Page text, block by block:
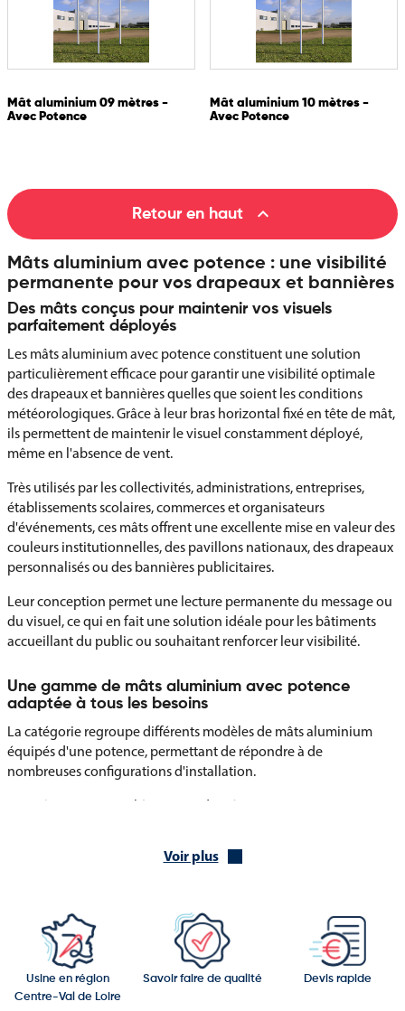
Mât aluminium 09 mètres -
Avec Potence
Mât aluminium 10 mètres -
Avec Potence
Retour en haut 
Mâts aluminium avec potence : une visibilité
permanente pour vos drapeaux et bannières
Des mâts conçus pour maintenir vos visuels
parfaitement déployés
Les mâts aluminium avec potence constituent une solution
particulièrement efficace pour garantir une visibilité optimale
des drapeaux et bannières quelles que soient les conditions
météorologiques. Grâce à leur bras horizontal fixé en tête de mât,
ils permettent de maintenir le visuel constamment déployé,
même en l'absence de vent.
Très utilisés par les collectivités, administrations, entreprises,
établissements scolaires, commerces et organisateurs
d'événements, ces mâts offrent une excellente mise en valeur des
couleurs institutionnelles, des pavillons nationaux, des drapeaux
personnalisés ou des bannières publicitaires.
Leur conception permet une lecture permanente du message ou
du visuel, ce qui en fait une solution idéale pour les bâtiments
accueillant du public ou souhaitant renforcer leur visibilité.
Une gamme de mâts aluminium avec potence
adaptée à tous les besoins
La catégorie regroupe différents modèles de mâts aluminium
équipés d'une potence, permettant de répondre à de
nombreuses configurations d'installation.
Ces mâts sont particulièrement adaptés pour :
Les oriflammes institutionnelles
Les pavillons publicitaires
Les visuels événementiels
Voir plus
Usine en région
Centre-Val de Loire
Savoir faire de qualité Devis rapide